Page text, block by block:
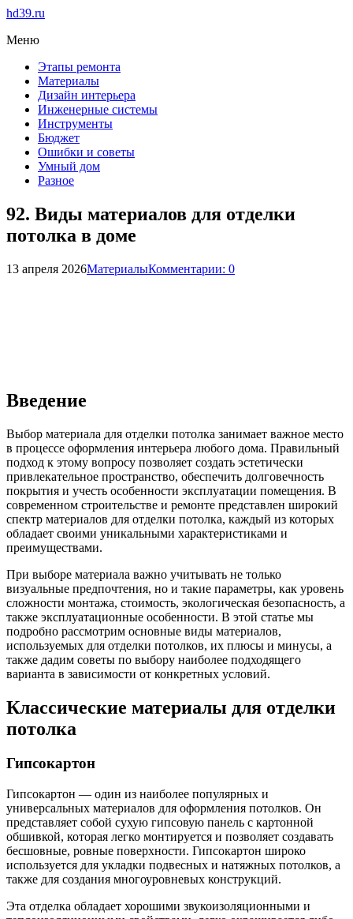
hd39.ru
Меню
Этапы ремонта
Материалы
Дизайн интерьера
Инженерные системы
Инструменты
Бюджет
Ошибки и советы
Умный дом
Разное
92. Виды материалов для отделки
потолка в доме
13 апреля 2026МатериалыКомментарии: 0
Введение
Выбор материала для отделки потолка занимает важное место
в процессе оформления интерьера любого дома. Правильный
подход к этому вопросу позволяет создать эстетически
привлекательное пространство, обеспечить долговечность
покрытия и учесть особенности эксплуатации помещения. В
современном строительстве и ремонте представлен широкий
спектр материалов для отделки потолка, каждый из которых
обладает своими уникальными характеристиками и
преимуществами.
При выборе материала важно учитывать не только
визуальные предпочтения, но и такие параметры, как уровень
сложности монтажа, стоимость, экологическая безопасность, а
также эксплуатационные особенности. В этой статье мы
подробно рассмотрим основные виды материалов,
используемых для отделки потолков, их плюсы и минусы, а
также дадим советы по выбору наиболее подходящего
варианта в зависимости от конкретных условий.
Классические материалы для отделки
потолка
Гипсокартон
Гипсокартон — один из наиболее популярных и
универсальных материалов для оформления потолков. Он
представляет собой сухую гипсовую панель с картонной
обшивкой, которая легко монтируется и позволяет создавать
бесшовные, ровные поверхности. Гипсокартон широко
используется для укладки подвесных и натяжных потолков, а
также для создания многоуровневых конструкций.
Эта отделка обладает хорошими звукоизоляционными и